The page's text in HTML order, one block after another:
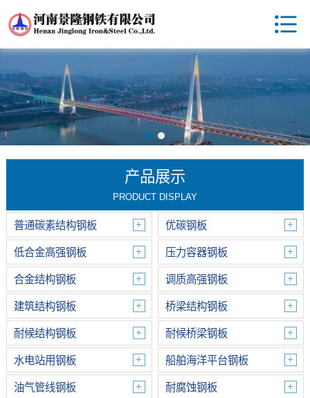
产品展示
PRODUCT DISPLAY
普通碳素结构钢板 优碳钢板
低合金高强钢板 压力容器钢板
合金结构钢板 调质高强钢板
建筑结构钢板 桥梁结构钢板
耐候结构钢板 耐候桥梁钢板
水电站用钢板 船舶海洋平台钢板
油气管线钢板 耐腐蚀钢板